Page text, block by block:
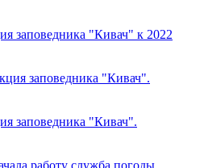
заповедника "Кивач" к 2022
заповедника "Кивач".